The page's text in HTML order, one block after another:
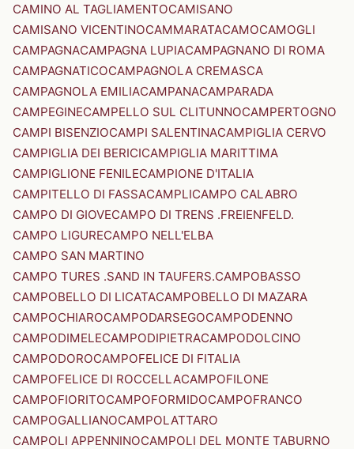
CAMINO AL TAGLIAMENTOCAMISANO
CAMISANO VICENTINOCAMMARATACAMOCAMOGLI
CAMPAGNACAMPAGNA LUPIACAMPAGNANO DI ROMA
CAMPAGNATICOCAMPAGNOLA CREMASCA
CAMPAGNOLA EMILIACAMPANACAMPARADA
CAMPEGINECAMPELLO SUL CLITUNNOCAMPERTOGNO
CAMPI BISENZIOCAMPI SALENTINACAMPIGLIA CERVO
CAMPIGLIA DEI BERICICAMPIGLIA MARITTIMA
CAMPIGLIONE FENILECAMPIONE D'ITALIA
CAMPITELLO DI FASSACAMPLICAMPO CALABRO
CAMPO DI GIOVECAMPO DI TRENS .FREIENFELD.
CAMPO LIGURECAMPO NELL'ELBA
CAMPO SAN MARTINO
CAMPO TURES .SAND IN TAUFERS.CAMPOBASSO
CAMPOBELLO DI LICATACAMPOBELLO DI MAZARA
CAMPOCHIAROCAMPODARSEGOCAMPODENNO
CAMPODIMELECAMPODIPIETRACAMPODOLCINO
CAMPODOROCAMPOFELICE DI FITALIA
CAMPOFELICE DI ROCCELLACAMPOFILONE
CAMPOFIORITOCAMPOFORMIDOCAMPOFRANCO
CAMPOGALLIANOCAMPOLATTARO
CAMPOLI APPENNINOCAMPOLI DEL MONTE TABURNO